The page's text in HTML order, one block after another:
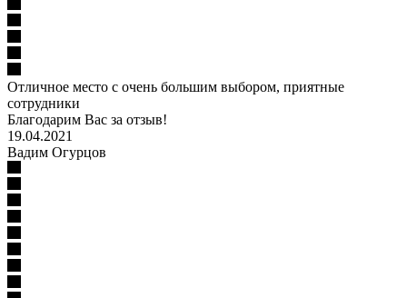
Отличное место с очень большим выбором, приятные
сотрудники
Благодарим Вас за отзыв!
19.04.2021
Вадим Огурцов